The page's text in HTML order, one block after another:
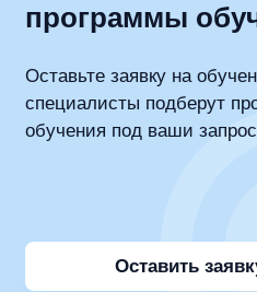
программы
Оставьте заявку на
специалисты подберут
обучения под ваши
Оставить